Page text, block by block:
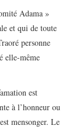
Adama »
et qui de toute
personne
elle-même
est
à l’honneur ou
mensonger. Le